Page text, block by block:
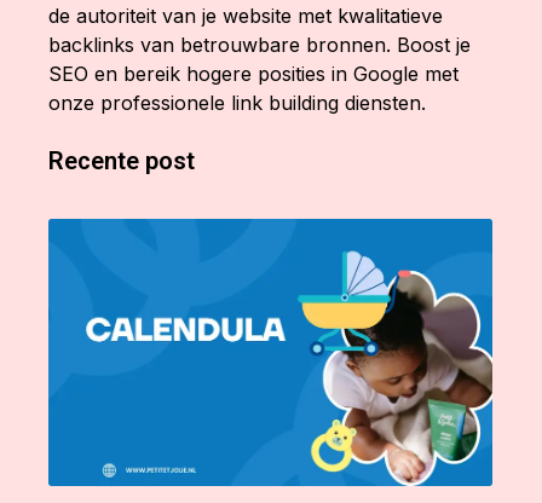
de autoriteit van je website met kwalitatieve
backlinks van betrouwbare bronnen. Boost je
SEO en bereik hogere posities in Google met
onze professionele link building diensten.
Recente post